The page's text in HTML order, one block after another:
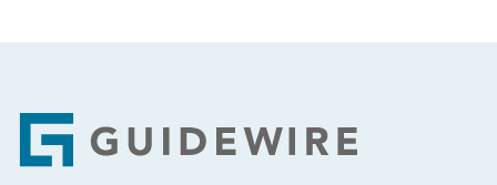
Footer